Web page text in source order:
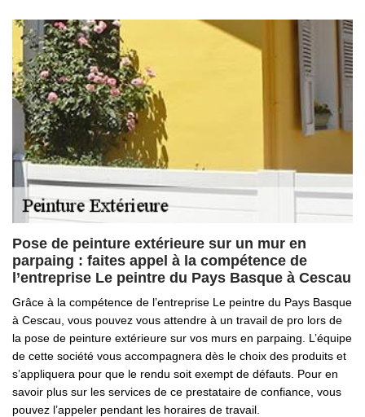
Pose de peinture extérieure sur un mur en
parpaing : faites appel à la compétence de
l’entreprise Le peintre du Pays Basque à Cescau
Grâce à la compétence de l’entreprise Le peintre du Pays Basque
à Cescau, vous pouvez vous attendre à un travail de pro lors de
la pose de peinture extérieure sur vos murs en parpaing. L’équipe
de cette société vous accompagnera dès le choix des produits et
s’appliquera pour que le rendu soit exempt de défauts. Pour en
savoir plus sur les services de ce prestataire de confiance, vous
pouvez l’appeler pendant les horaires de travail.